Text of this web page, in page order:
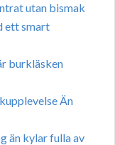
utan bismak
ett smart
burkläsken
Än
än kylar fulla av